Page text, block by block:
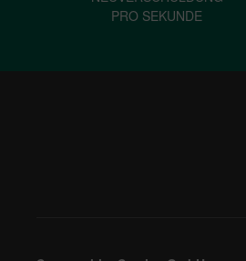
PRO SEKUNDE